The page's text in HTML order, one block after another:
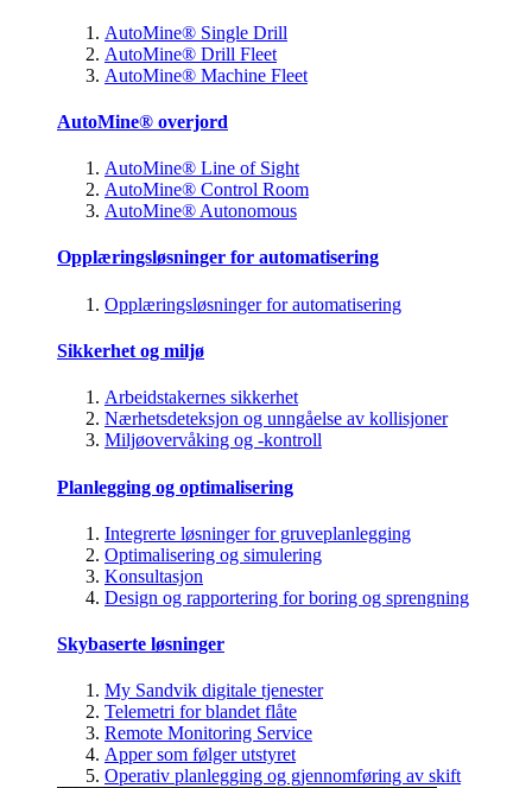
AutoMine® Single Drill
AutoMine® Drill Fleet
AutoMine® Machine Fleet
AutoMine® overjord
AutoMine® Line of Sight
AutoMine® Control Room
AutoMine® Autonomous
Opplæringsløsninger for automatisering
Opplæringsløsninger for automatisering
Sikkerhet og miljø
Arbeidstakernes sikkerhet
Nærhetsdeteksjon og unngåelse av kollisjoner
Miljøovervåking og -kontroll
Planlegging og optimalisering
Integrerte løsninger for gruveplanlegging
Optimalisering og simulering
Konsultasjon
Design og rapportering for boring og sprengning
Skybaserte løsninger
My Sandvik digitale tjenester
Telemetri for blandet flåte
Remote Monitoring Service
Apper som følger utstyret
Operativ planlegging og gjennomføring av skift